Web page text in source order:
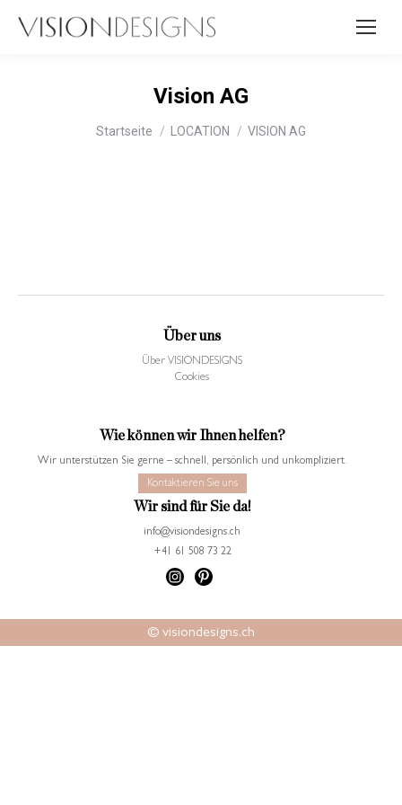
Vision AG
Startseite LOCATION VISION AG
Über uns
Über VISIONDESIGNS
Cookies
Wie können wir Ihnen helfen?
Wir unterstützen Sie gerne – schnell, persönlich und unkompliziert.
Kontaktieren Sie uns
Wir sind für Sie da!
info@visiondesigns.ch
+41 61 508 73 22
© visiondesigns.ch